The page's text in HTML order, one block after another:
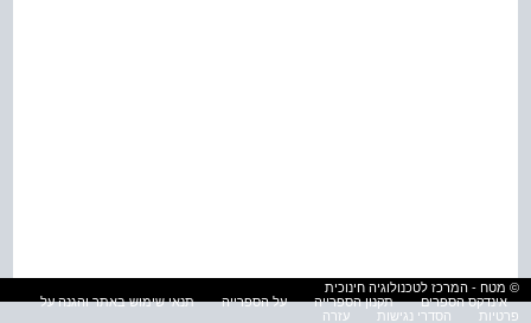
© מטח - המרכז לטכנולוגיה חינוכית
אינדקס הספרים
תקנון הספרייה על הספרייה
תנאי שימוש באתר והגנה על
פרטיות
הסדרי נגישות עזרה